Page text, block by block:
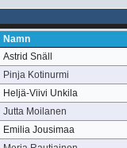
Namn
Astrid Snäll
Pinja Kotinurmi
Heljä-Viivi Unkila
Jutta Moilanen
Emilia Jousimaa